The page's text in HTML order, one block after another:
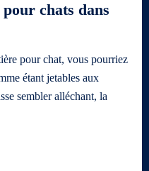
chats dans
pour chat, vous pourriez
étant jetables aux
sembler alléchant, la